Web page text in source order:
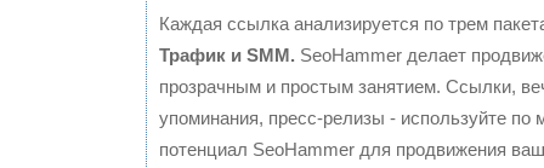
Каждая ссылка анализируется по трем
Трафик и SMM. SeoHammer делает
прозрачным и простым занятием. Ссылки,
упоминания, пресс-релизы - используйте по
потенциал SeoHammer для продвижения